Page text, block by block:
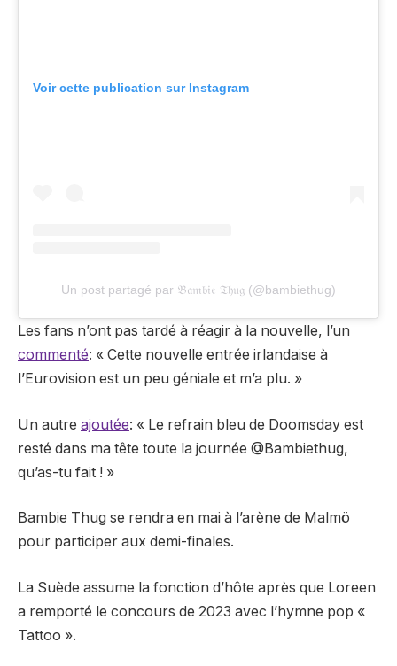
Voir cette publication sur Instagram
Un post partagé par 𝔅𝔞𝔪𝔟𝔦𝔢 𝔗𝔥𝔲𝔤 (@bambiethug)
Les fans n’ont pas tardé à réagir à la nouvelle, l’un
commenté: « Cette nouvelle entrée irlandaise à
l’Eurovision est un peu géniale et m’a plu. »
Un autre ajoutée: « Le refrain bleu de Doomsday est
resté dans ma tête toute la journée @Bambiethug,
qu’as-tu fait ! »
Bambie Thug se rendra en mai à l’arène de Malmö
pour participer aux demi-finales.
La Suède assume la fonction d’hôte après que Loreen
a remporté le concours de 2023 avec l’hymne pop «
Tattoo ».